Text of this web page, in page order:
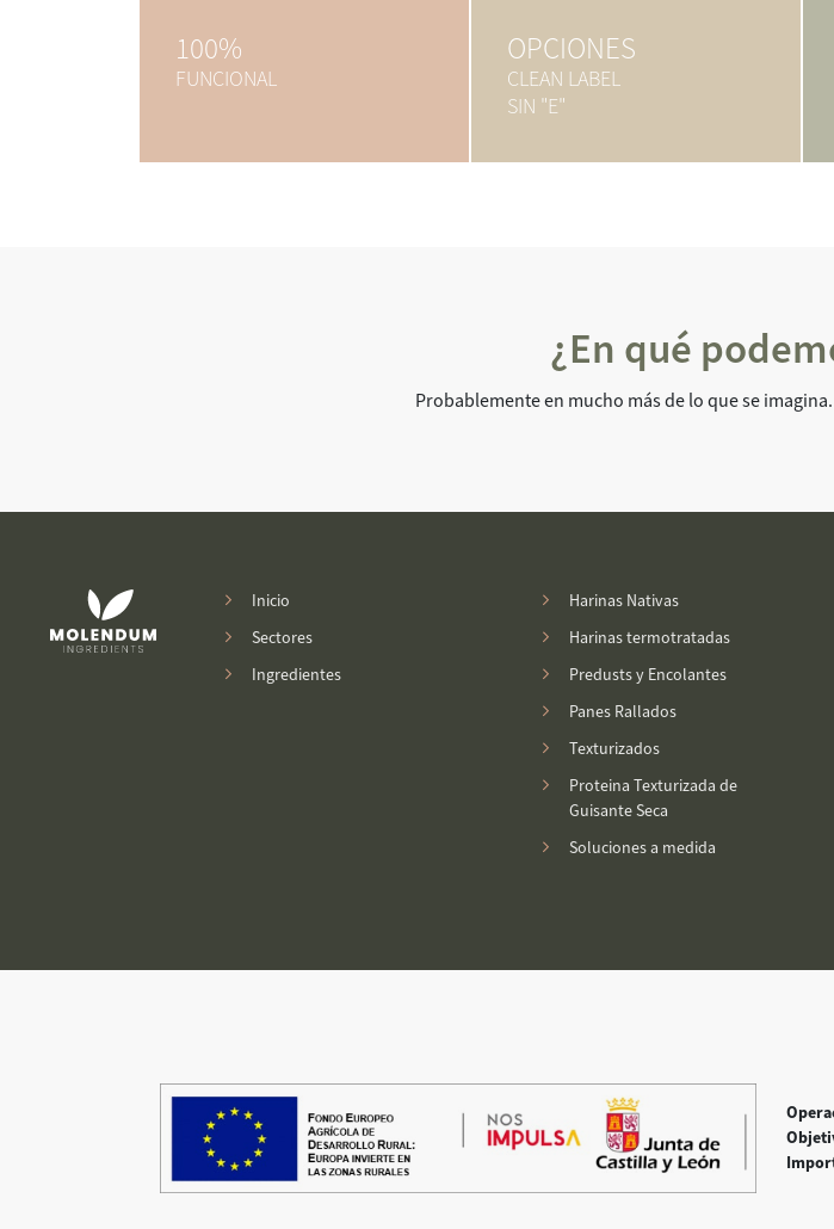
100%
FUNCIONAL
OPCIONES
CLEAN LABEL
SIN "E"
¿En qué
Probablemente en mucho más de lo que se
Inicio
Sectores
Ingredientes
Harinas Nativas
Harinas termotratadas
Predusts y Encolantes
Panes Rallados
Texturizados
Proteina Texturizada de
Guisante Seca
Soluciones a medida